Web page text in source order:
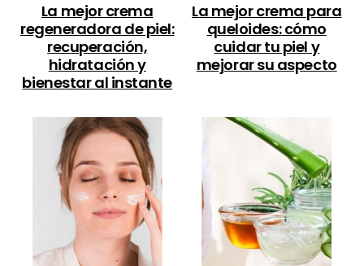
La mejor crema
regeneradora de piel:
recuperación,
hidratación y
bienestar al instante
La mejor crema para
queloides: cómo
cuidar tu piel y
mejorar su aspecto